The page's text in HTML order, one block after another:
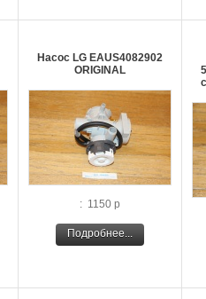
Насос LG EAUS4082902
ORIGINAL
: 1150 р
Подробнее...